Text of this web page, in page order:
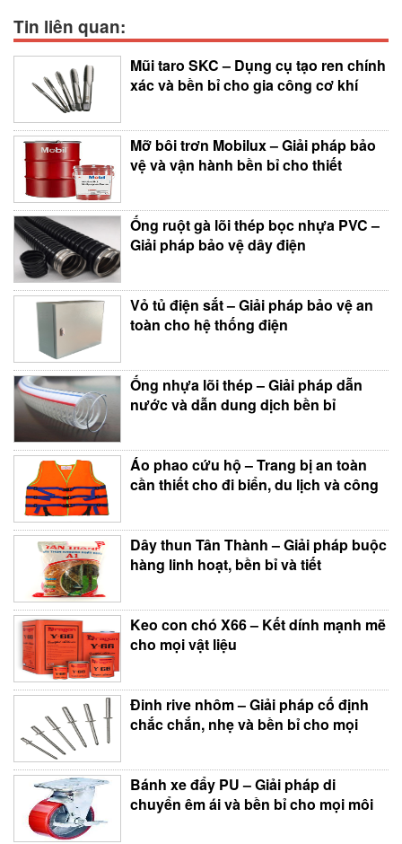
Tin liên quan:
Mũi taro SKC – Dụng cụ tạo ren chính
xác và bền bỉ cho gia công cơ khí
Mỡ bôi trơn Mobilux – Giải pháp bảo
vệ và vận hành bền bỉ cho thiết
Ống ruột gà lõi thép bọc nhựa PVC –
Giải pháp bảo vệ dây điện
Vỏ tủ điện sắt – Giải pháp bảo vệ an
toàn cho hệ thống điện
Ống nhựa lõi thép – Giải pháp dẫn
nước và dẫn dung dịch bền bỉ
Áo phao cứu hộ – Trang bị an toàn
cần thiết cho đi biển, du lịch và công
Dây thun Tân Thành – Giải pháp buộc
hàng linh hoạt, bền bỉ và tiết
Keo con chó X66 – Kết dính mạnh mẽ
cho mọi vật liệu
Đinh rive nhôm – Giải pháp cố định
chắc chắn, nhẹ và bền bỉ cho mọi
Bánh xe đẩy PU – Giải pháp di
chuyển êm ái và bền bỉ cho mọi môi